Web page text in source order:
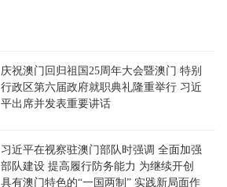
庆祝澳门回归祖国25周年大会暨澳门 特别
行政区第六届政府就职典礼隆重举行 习近
平出席并发表重要讲话
习近平在视察驻澳门部队时强调 全面加强
部队建设 提高履行防务能力 为继续开创
具有澳门特色的“一国两制” 实践新局面作